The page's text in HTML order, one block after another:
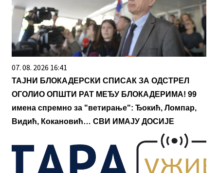
07. 08. 2026 16:41
ТАЈНИ БЛОКАДЕРСКИ СПИСАК ЗА ОДСТРЕЛ
ОГОЛИО ОПШТИ РАТ МЕЂУ БЛОКАДЕРИМА! 99
имена спремно за "ветирање": Ђокић, Ломпар,
Видић, Кокановић… СВИ ИМАЈУ ДОСИЈЕ